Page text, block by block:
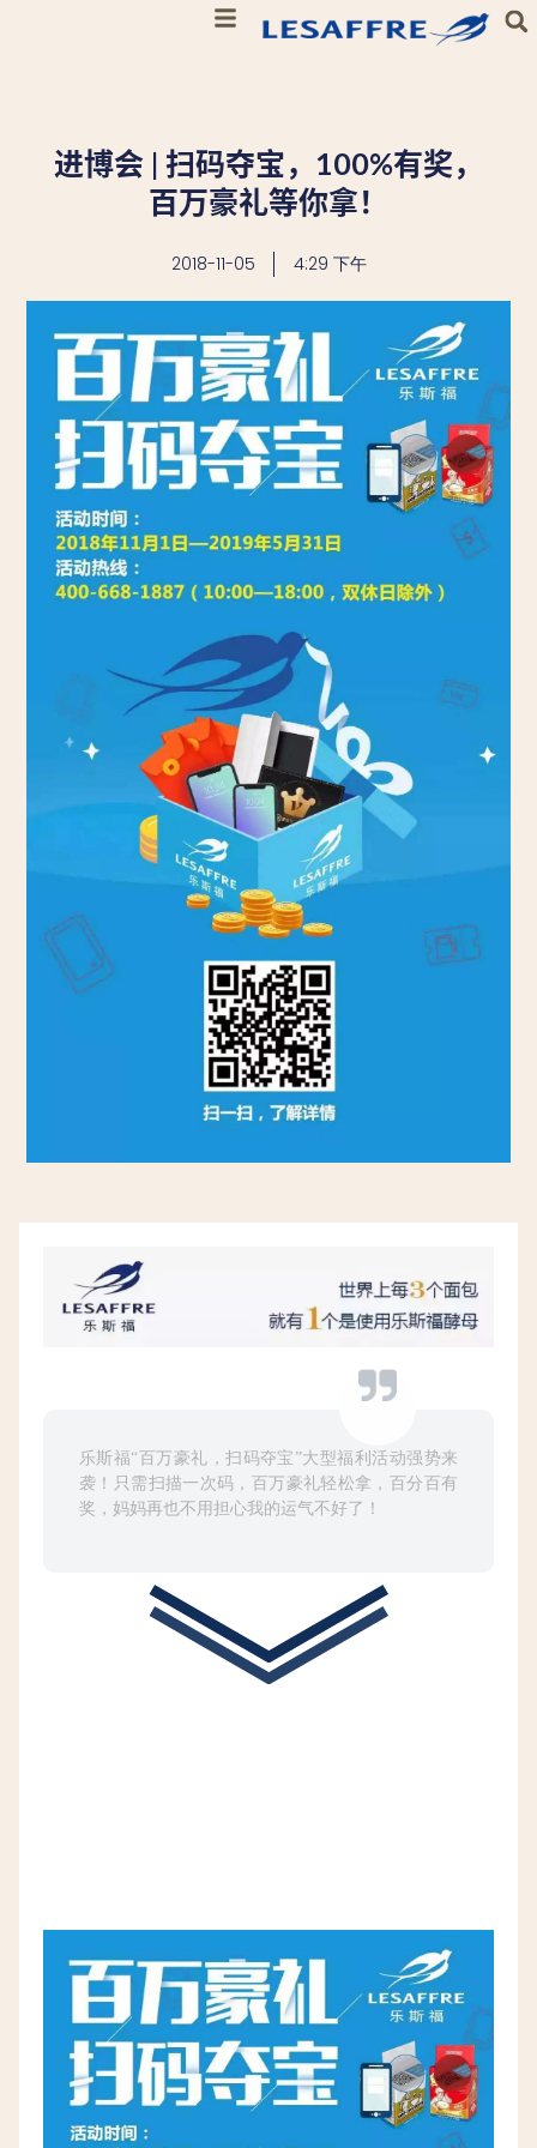
进博会 | 扫码夺宝，100%有奖，
百万豪礼等你拿！
2018-11-05 4:29 下午
乐斯福“百万豪礼，扫码夺宝”大型福利活动强势来
袭！只需扫描一次码，百万豪礼轻松拿，百分百有
奖，妈妈再也不用担心我的运气不好了！